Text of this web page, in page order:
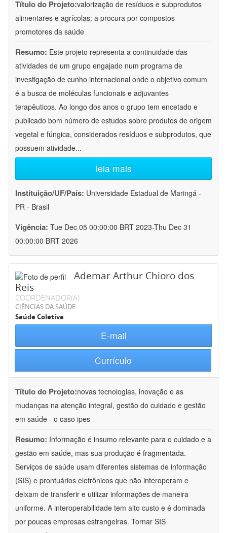
Título do Projeto:valorização de resíduos e subprodutos
alimentares e agrícolas: a procura por compostos
promotores da saúde
Resumo: Este projeto representa a continuidade das
atividades de um grupo engajado num programa de
investigação de cunho internacional onde o objetivo comum
é a busca de moléculas funcionais e adjuvantes
terapêuticos. Ao longo dos anos o grupo tem encetado e
publicado bom número de estudos sobre produtos de origem
vegetal e fúngica, considerados resíduos e subprodutos, que
possuem atividade...
leia mais
Instituição/UF/País: Universidade Estadual de Maringá -
PR - Brasil
Vigência: Tue Dec 05 00:00:00 BRT 2023-Thu Dec 31
00:00:00 BRT 2026
Ademar Arthur Chioro dos
Reis
COORDENADOR(A)
CIÊNCIAS DA SAÚDE
Saúde Coletiva
E-mail
Currículo
Título do Projeto:novas tecnologias, inovação e as
mudanças na atenção integral, gestão do cuidado e gestão
em saúde - o caso ipes
Resumo: Informação é insumo relevante para o cuidado e a
gestão em saúde, mas sua produção é fragmentada.
Serviços de saúde usam diferentes sistemas de informação
(SIS) e prontuários eletrônicos que não interoperam e
deixam de transferir e utilizar informações de maneira
uniforme. A interoperabilidade tem alto custo e é dominada
por poucas empresas estrangeiras. Tornar SIS